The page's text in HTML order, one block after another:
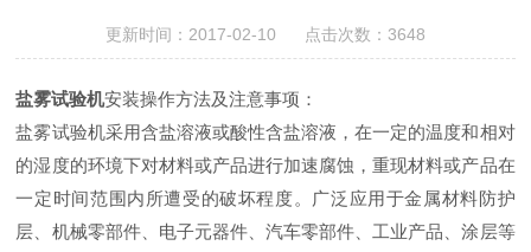
更新时间：2017-02-10 点击次数：3648
盐雾试验机安装操作方法及注意事项：
盐雾试验机采用含盐溶液或酸性含盐溶液，在一定的温度和相对
的湿度的环境下对材料或产品进行加速腐蚀，重现材料或产品在
一定时间范围内所遭受的破坏程度。广泛应用于金属材料防护
层、机械零部件、电子元器件、汽车零部件、工业产品、涂层等